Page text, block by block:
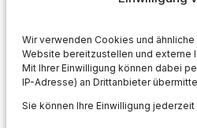
Wir verwenden Cookies und
Website bereitzustellen und externe
Mit Ihrer Einwilligung können dabei
IP-Adresse) an Drittanbieter
Sie können Ihre Einwilligung